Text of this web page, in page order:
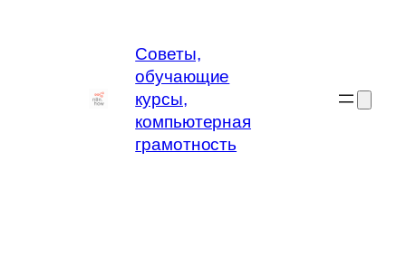
Советы,
обучающие
курсы,
компьютерная
грамотность